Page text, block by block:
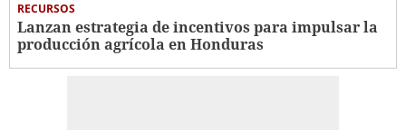
RECURSOS
Lanzan estrategia de incentivos para impulsar la
producción agrícola en Honduras